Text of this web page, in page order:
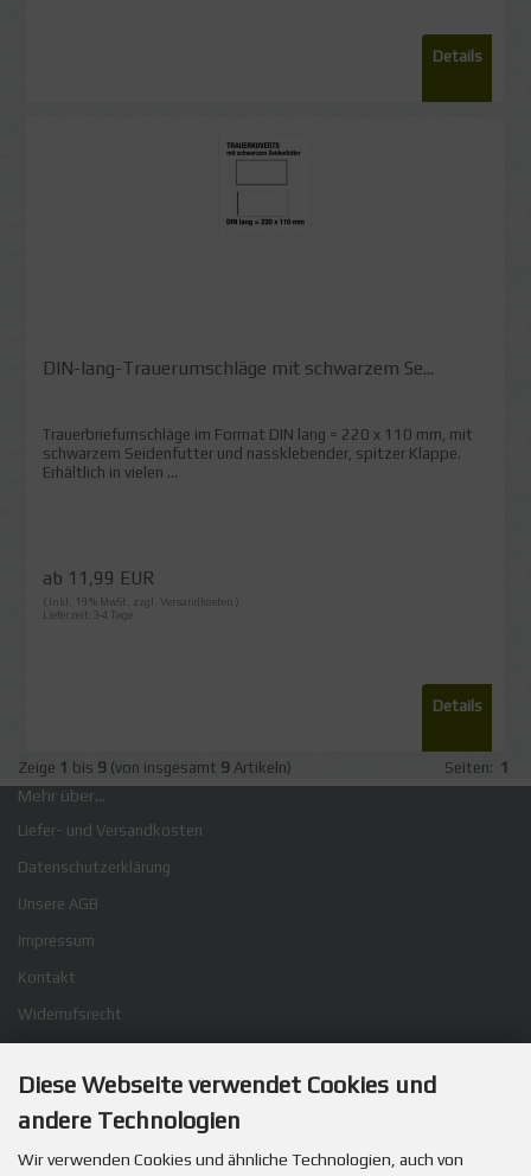
Details
DIN-lang-Trauerumschläge mit schwarzem Se...
Trauerbriefumschläge im Format DIN lang = 220 x 110 mm, mit
schwarzem Seidenfutter und nassklebender, spitzer Klappe.
Erhältlich in vielen ...
ab 11,99 EUR
( inkl. 19 % MwSt. zzgl. Versandkosten )
Lieferzeit:3-4 Tage
Details
Zeige 1 bis 9 (von insgesamt 9 Artikeln) Seiten: 1
Mehr über...
Liefer- und Versandkosten
Datenschutzerklärung
Unsere AGB
Impressum
Kontakt
Widerrufsrecht
Cookie Einstellungen
Willkommen zurück!
E-Mail-Adresse:
Diese Webseite verwendet Cookies und
andere Technologien
Wir verwenden Cookies und ähnliche Technologien, auch von